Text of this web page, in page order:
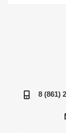
8 (861)